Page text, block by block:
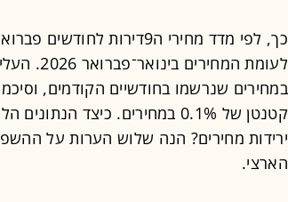
קטנטן של 0.1% במחירים. כיצד
ירידות מחירים? הנה שלוש הערות על
הארצי.